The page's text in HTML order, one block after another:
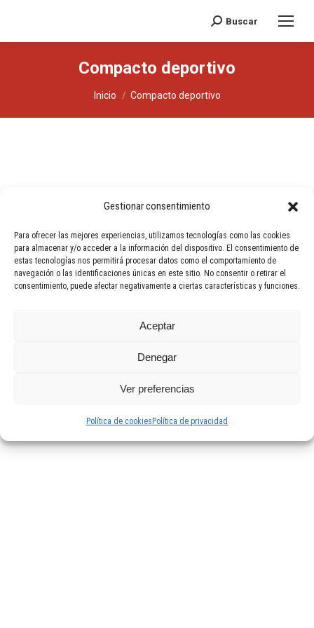
Gestionar consentimiento
Para ofrecer las mejores experiencias, utilizamos tecnologías como las cookies
para almacenar y/o acceder a la información del dispositivo. El consentimiento de
estas tecnologías nos permitirá procesar datos como el comportamiento de
navegación o las identificaciones únicas en este sitio. No consentir o retirar el
consentimiento, puede afectar negativamente a ciertas características y funciones.
Aceptar
Denegar
Ver preferencias
Política de cookies Política de privacidad
Buscar:Buscar
Compacto deportivo
Estás aquí:
Inicio Compacto deportivo
tu selección.
Hermes Motor © 2025 -Llms
Avisos legales